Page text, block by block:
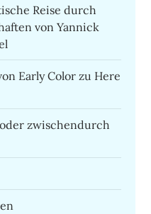
Reise durch
von Yannick
Early Color zu Here
zwischendurch